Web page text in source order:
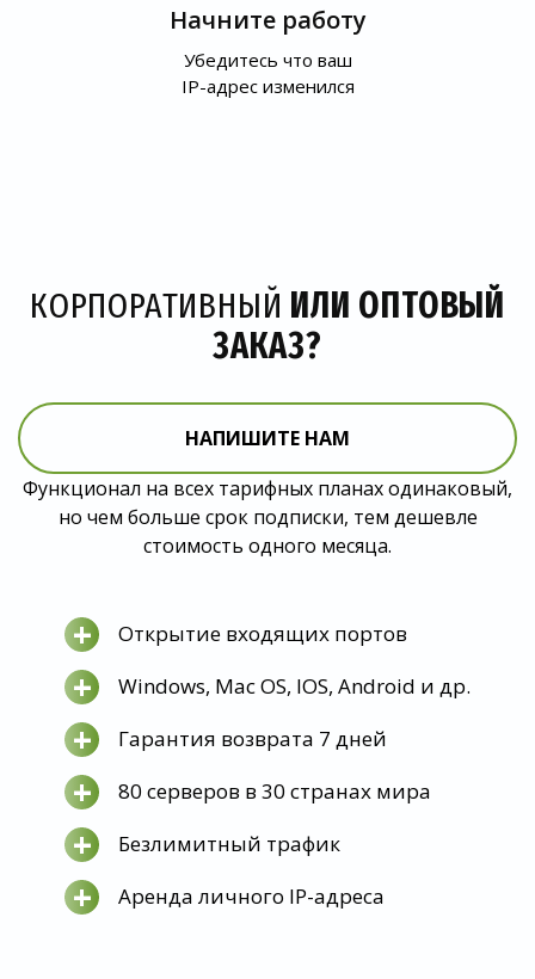
Начните работу
Убедитесь что ваш
IP-адрес изменился
КОРПОРАТИВНЫЙ ИЛИ ОПТОВЫЙ
ЗАКАЗ?
НАПИШИТЕ НАМ
Функционал на всех тарифных планах одинаковый,
но чем больше срок подписки, тем дешевле
стоимость одного месяца.
+ Открытие входящих портов
+ Windows, Mac OS, IOS, Android и др.
+ Гарантия возврата 7 дней
+ 80 серверов в 30 странах мира
+ Безлимитный трафик
+ Аренда личного IP-адреса